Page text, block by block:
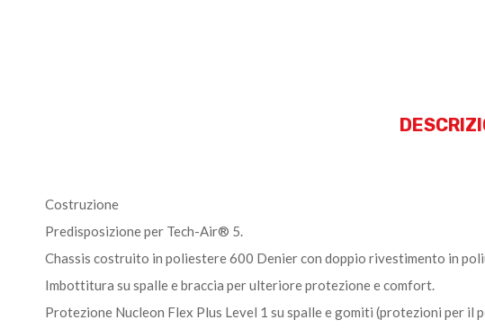
Costruzione
Predisposizione per Tech-Air® 5.
Chassis costruito in poliestere 600 Denier con doppio rivestimento in
Imbottitura su spalle e braccia per ulteriore protezione e comfort.
Protezione Nucleon Flex Plus Level 1 su spalle e gomiti (protezioni per il